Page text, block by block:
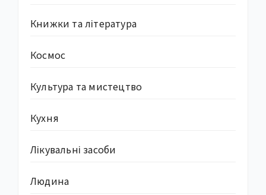
Книжки та література
Космос
Культура та мистецтво
Кухня
Лікувальні засоби
Людина